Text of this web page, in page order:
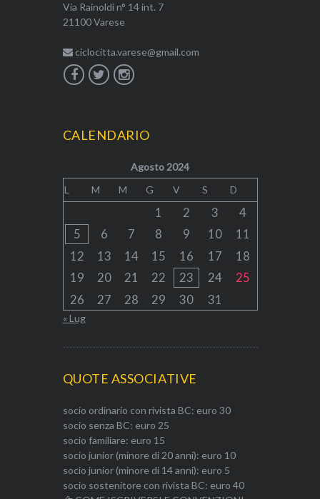
Via Rainoldi n° 14 int. 7
21100 Varese
ciclocitta.varese@gmail.com
CALENDARIO
Agosto 2024
L
M M G V S D
1 2 3
4
5
6 7 8 9 10
11
12
13 14 15 16 17
18
19
20 21 22 23 24
25
26
27 28 29 30 31
« Lug
QUOTE ASSOCIATIVE
socio ordinario con rivista BC: euro 30
socio senza BC: euro 25
socio familiare: euro 15
socio junior (minore di 20 anni): euro 10
socio junior (minore di 14 anni): euro 5
socio sostenitore con rivista BC: euro 40